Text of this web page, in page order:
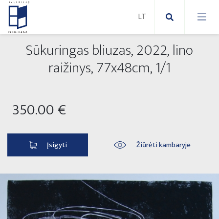
Nauji paveikslai
Modernūs paveikslai
Paveikslai ant drobės
Paveikslai ant popieriaus
Lauko skulptūros
Liaudies skulptūros
Parodos 2025
Sūkuringas bliuzas, 2022, lino
raižinys, 77x48cm, 1/1
350.00 €
Įsigyti Žiūrėti kambaryje